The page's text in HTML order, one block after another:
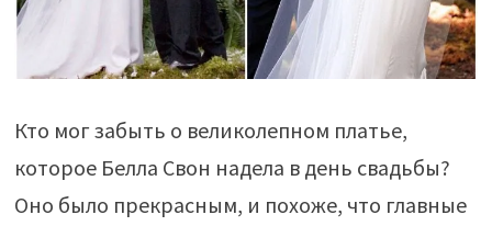
Кто мог забыть о великолепном платье,
которое Белла Свон надела в день свадьбы?
Оно было прекрасным, и похоже, что главные